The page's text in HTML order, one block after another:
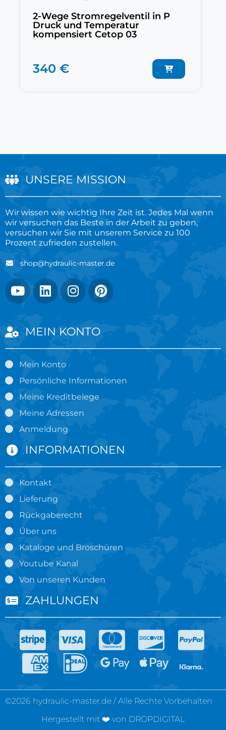
2-Wege Stromregelventil in P
Druck und Temperatur
kompensiert Cetop 03
340 €
UNSERE MISSION
Wir wissen wie wichtig Ihre Zeit ist. Jedes Mal wenn
wir versuchen das Beste in der Arbeit zu geben,
versuchen wir Sie mit unserem Service zu 100
Prozent zufrieden zustellen.
shop@hydraulic-master.de
MEIN KONTO
Mein Konto
Persönliche Informationen
Meine Kreditbelege
Meine Adressen
Anmeldung
INFORMATIONEN
Kontakt
Lieferung
Rückgaberecht
Über uns
Kataloge und Broschüren
Youtube Kanal
Von unseren Kunden
ZAHLUNGEN
©2026 hydraulic-master.de / Alle Rechte Vorbehalten
Hergestellt mit ❤️ von DROPDIGITAL